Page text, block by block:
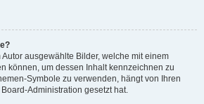
ausgewählte Bilder, welche mit einem
können, um dessen Inhalt kennzeichnen zu
Symbole zu verwenden, hängt von Ihren
Administration gesetzt hat.